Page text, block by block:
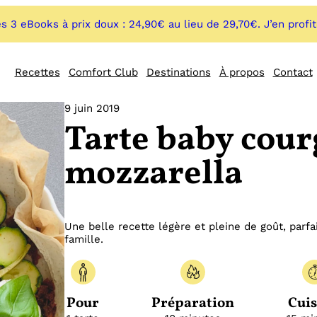
3 eBooks à prix doux : 24,90€ au lieu de 29,70€. J’en
Recettes Comfort Club Destinations À propos Contact
9 juin 2019
Tarte baby
mozzarella
Une belle recette légère et pleine de goût,
famille.
Pour Préparation